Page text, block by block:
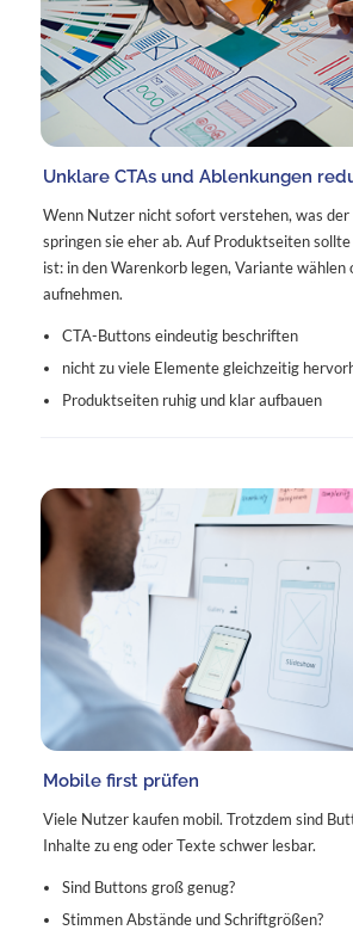
Unklare CTAs und Ablenkungen
Wenn Nutzer nicht sofort verstehen, was
springen sie eher ab. Auf Produktseiten
ist: in den Warenkorb legen, Variante
aufnehmen.
CTA-Buttons eindeutig beschriften
nicht zu viele Elemente gleichzeitig
Produktseiten ruhig und klar aufbauen
Mobile first prüfen
Viele Nutzer kaufen mobil. Trotzdem sind
Inhalte zu eng oder Texte schwer lesbar.
Sind Buttons groß genug?
Stimmen Abstände und Schriftgrößen?